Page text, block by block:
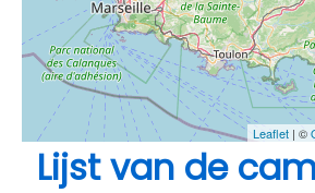
Leaflet | ©
Lijst van de